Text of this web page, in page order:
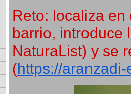
Reto: localiza
barrio, introduce
NaturaList) y se
(https://